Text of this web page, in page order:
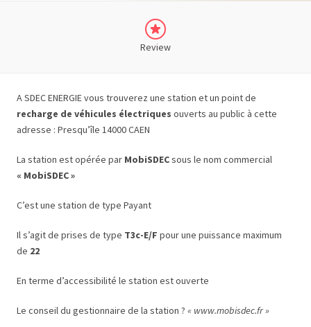
Review
A SDEC ENERGIE vous trouverez une station et un point de
recharge de véhicules électriques ouverts au public à cette
adresse : Presqu’île 14000 CAEN
La station est opérée par MobiSDECsous le nom commercial
« MobiSDEC »
C’est une station de type Payant
Il s’agit de prises de type T3c-E/F pour une puissance maximum
de 22
En terme d’accessibilité le station est ouverte
Le conseil du gestionnaire de la station ? « www.mobisdec.fr »